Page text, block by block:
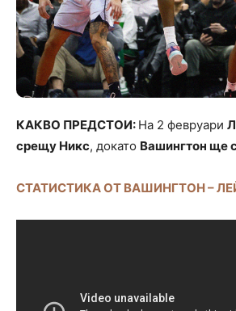
КАКВО ПРЕДСТОИ: На 2 февруари
срещу Никс, докато Вашингтон ще
СТАТИСТИКА ОТ ВАШИНГТОН –